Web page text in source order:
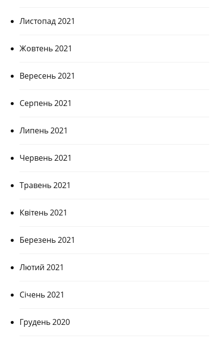
Листопад 2021
Жовтень 2021
Вересень 2021
Серпень 2021
Липень 2021
Червень 2021
Травень 2021
Квітень 2021
Березень 2021
Лютий 2021
Січень 2021
Грудень 2020